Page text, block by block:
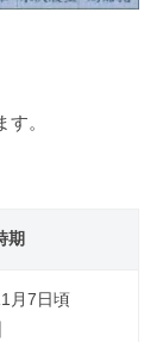
。
期
月7日頃